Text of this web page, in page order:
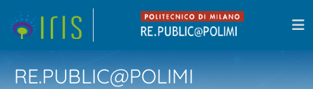
RE.PUBLIC@POLIMI